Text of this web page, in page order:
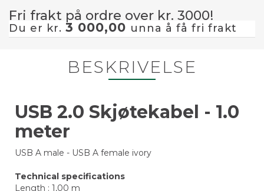
Fri frakt på ordre over kr. 3000!
Du er kr. 3 000,00 unna å få fri frakt
BESKRIVELSE
USB 2.0 Skjøtekabel - 1.0
meter
USB A male - USB A female ivory
Technical specifications
Length : 1,00 m